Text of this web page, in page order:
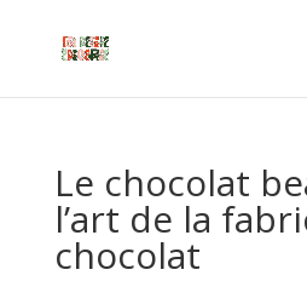
Le chocolat
l’art de la
chocolat